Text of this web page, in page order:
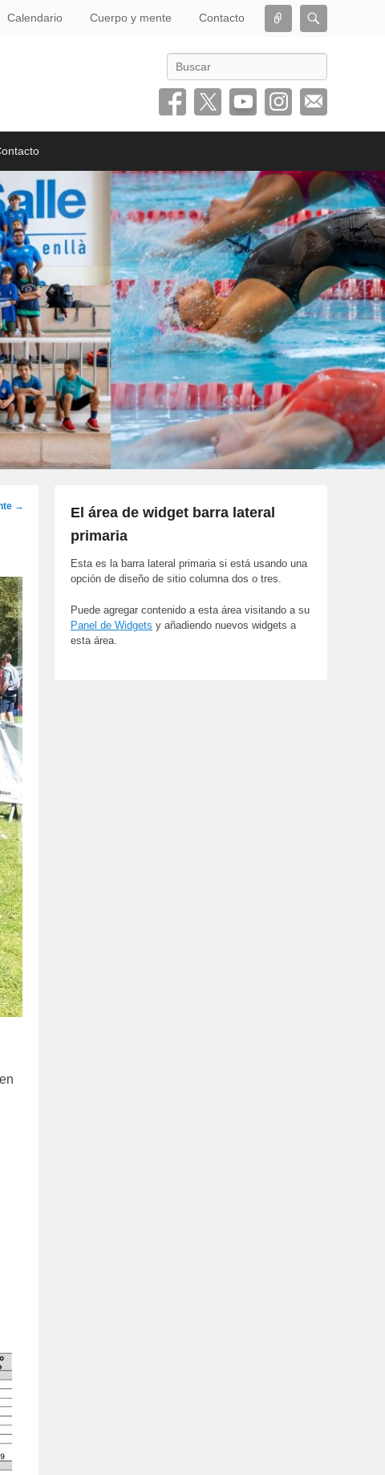
Conectar
Calendario Cuerpo y mente Contacto
Buscar
→
El área de widget barra lateral
primaria
Esta es la barra lateral primaria si está usando una
opción de diseño de sitio columna dos o tres.
Puede agregar contenido a esta área visitando a su
Panel de Widgets y añadiendo nuevos widgets a
esta área.